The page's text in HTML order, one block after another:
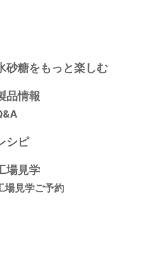
砂糖をもっと楽しむ
品情報
シピ
場見学
場見学ご予約